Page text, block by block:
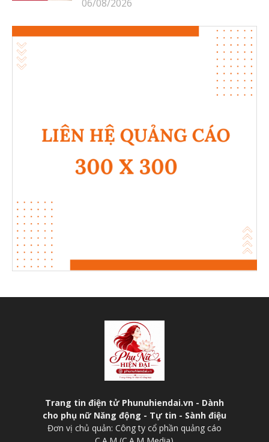
06/08/2026
Trang tin điện tử Phunuhiendai.vn - Dành
cho phụ nữ Năng động - Tự tin - Sành điệu
Đơn vị chủ quản: Công ty cổ phần quảng cáo